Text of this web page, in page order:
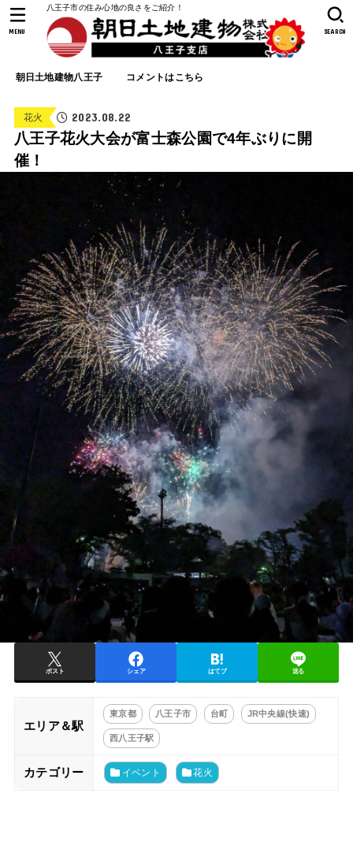
八王子市の住み心地の良さをご紹介！
朝日土地建物八王子 コメントはこちら
SEARCH
MENU
花火 2023.08.22
八王子花火大会が富士森公園で4年ぶりに開
催！
ポスト シェア はてブ 送る
エリア＆駅
東京都 八王子市 台町 JR中央線(快速)
西八王子駅
カテゴリー イベント 花火